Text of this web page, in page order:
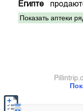
Египте
Показать аптеки